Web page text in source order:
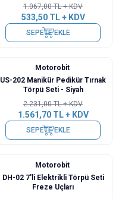
1.067,00TL + KDV
533,50TL + KDV
SEPETE EKLE
Motorobit
US-202 Manikür Pedikür Tırnak
Törpü Seti - Siyah
2.231,00TL + KDV
1.561,70TL + KDV
SEPETE EKLE
Motorobit
DH-02 7'li Elektrikli Törpü Seti
Freze Uçları